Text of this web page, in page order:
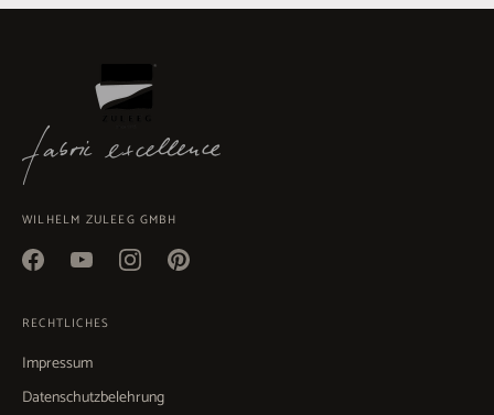
WILHELM ZULEEG GMBH
RECHTLICHES
Impressum
Datenschutzbelehrung